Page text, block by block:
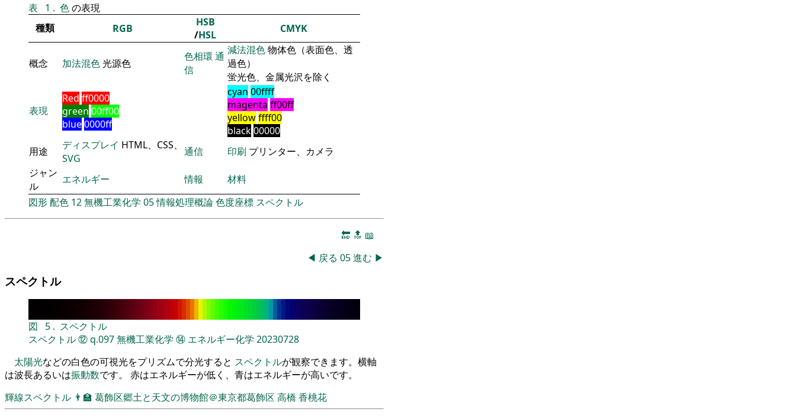
表
1 . 色の表現
種類
RGB
HSB
/HSL CMYK
概念 加法混色光源色
色相環 通
信
減法混色物体色（表面色、透
過色）
蛍光色、金属光沢を除く
表現
Red ff0000
green 00ff00
blue0000ff
cyan 00ffff
magenta ff00ff
yellowffff00
black00000
用途
ディスプレイ HTML、CSS、
SVG
通信 印刷 プリンター、カメラ
ジャン
ル
エネルギー 情報
材料
図形配色 12無機工業化学 05情報処理概論色度座標 スペクトル
🔚 🔝 📖
◀ 戻る 05進む ▶
スペクトル
図 5 . スペクトル
スペクトル⑫q.097無機工業化学 ⑭ エネルギー化学 20230728
太陽光などの白色の可視光をプリズムで分光すると スペクトルが観察できます。横軸
は波長あるいは振動数です。 赤はエネルギーが低く、青はエネルギーが高いです。
輝線スペクトル 👨‍🏫 葛飾区郷土と天文の博物館＠東京都葛飾区 高橋 香桃花